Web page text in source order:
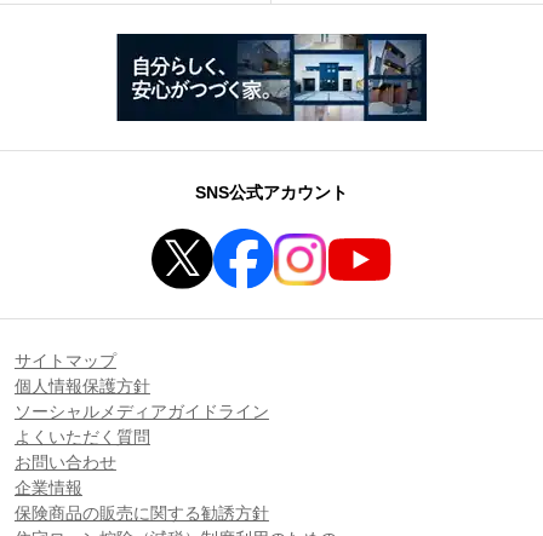
SNS公式アカウント
サイトマップ
個人情報保護方針
ソーシャルメディアガイドライン
よくいただく質問
お問い合わせ
企業情報
保険商品の販売に関する勧誘方針